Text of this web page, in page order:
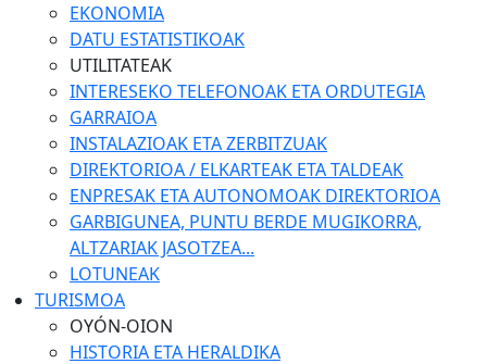
EKONOMIA
DATU ESTATISTIKOAK
UTILITATEAK
INTERESEKO TELEFONOAK ETA ORDUTEGIA
GARRAIOA
INSTALAZIOAK ETA ZERBITZUAK
DIREKTORIOA / ELKARTEAK ETA TALDEAK
ENPRESAK ETA AUTONOMOAK DIREKTORIOA
GARBIGUNEA, PUNTU BERDE MUGIKORRA,
ALTZARIAK JASOTZEA...
LOTUNEAK
TURISMOA
OYÓN-OION
HISTORIA ETA HERALDIKA